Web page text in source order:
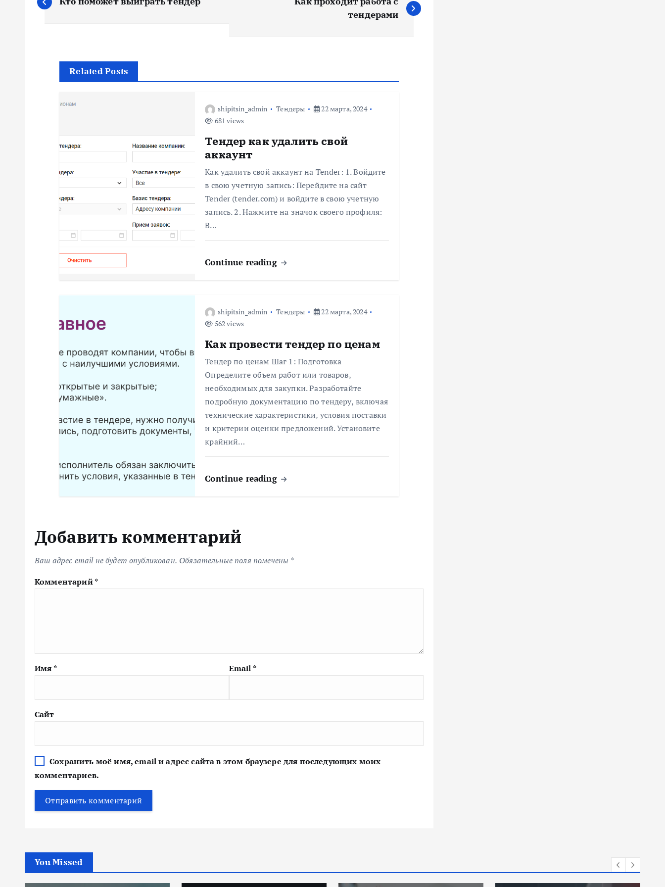
тендерами
Related Posts
shipitsin_admin Тендеры
22 марта, 2024
681 views
Тендер как удалить свой
аккаунт
Как удалить свой аккаунт на Tender: 1. Войдите
в свою учетную запись: Перейдите на сайт
Tender (tender.com) и войдите в свою учетную
запись. 2. Нажмите на значок своего профиля:
В…
Continue reading
shipitsin_admin Тендеры
22 марта, 2024
562 views
Как провести тендер по ценам
Тендер по ценам Шаг 1: Подготовка
Определите объем работ или товаров,
необходимых для закупки. Разработайте
подробную документацию по тендеру, включая
технические характеристики, условия поставки
и критерии оценки предложений. Установите
крайний…
Continue reading
Добавить комментарий
Ваш адрес email не будет опубликован. Обязательные поля помечены *
Комментарий*
Имя * Email *
Сайт
Сохранить моё имя, email и адрес сайта в этом браузере для последующих моих
комментариев.
You Missed